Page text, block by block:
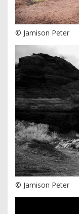
© Jamison Peter
© Jamison Peter